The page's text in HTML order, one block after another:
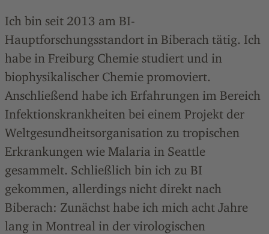
Ich bin seit 2013 am BI-
Hauptforschungsstandort in Biberach tätig. Ich
habe in Freiburg Chemie studiert und in
biophysikalischer Chemie promoviert.
Anschließend habe ich Erfahrungen im Bereich
Infektionskrankheiten bei einem Projekt der
Weltgesundheitsorganisation zu tropischen
Erkrankungen wie Malaria in Seattle
gesammelt. Schließlich bin ich zu BI
gekommen, allerdings nicht direkt nach
Biberach: Zunächst habe ich mich acht Jahre
lang in Montreal in der virologischen